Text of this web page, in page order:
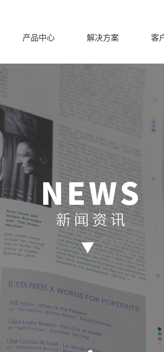
产品中心 解决方案 客